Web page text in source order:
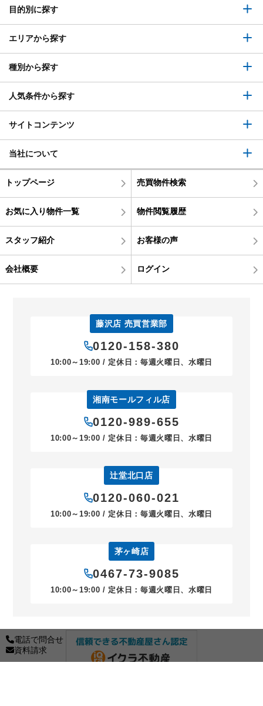
目的別に探す
エリアから探す
種別から探す
人気条件から探す
サイトコンテンツ
当社について
トップページ 売買物件検索
お気に入り物件一覧 物件閲覧履歴
スタッフ紹介 お客様の声
会社概要 ログイン
藤沢店 売買営業部
0120-158-380
10:00～19:00 / 定休日：毎週火曜日、水曜日
湘南モールフィル店
0120-989-655
10:00～19:00 / 定休日：毎週火曜日、水曜日
辻堂北口店
0120-060-021
10:00～19:00 / 定休日：毎週火曜日、水曜日
茅ヶ崎店
0467-73-9085
10:00～19:00 / 定休日：毎週火曜日、水曜日
電話で問合せ
資料請求